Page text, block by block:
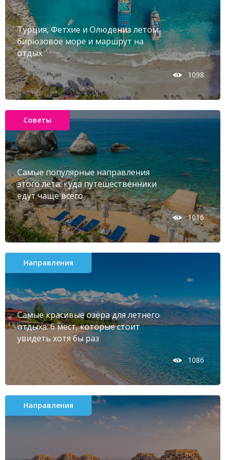
Турция, Фетхие и Олюдениз летом:
бирюзовое море и маршрут на
отдых
1098
Советы
Самые популярные направления
этого лета: куда путешественники
едут чаще всего
1016
Направления
Самые красивые озёра для летнего
отдыха: 6 мест, которые стоит
увидеть хотя бы раз
1086
Направления